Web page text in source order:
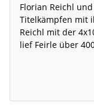
Florian Reichl
Titelkämpfen mit
Reichl mit der
lief Feirle über